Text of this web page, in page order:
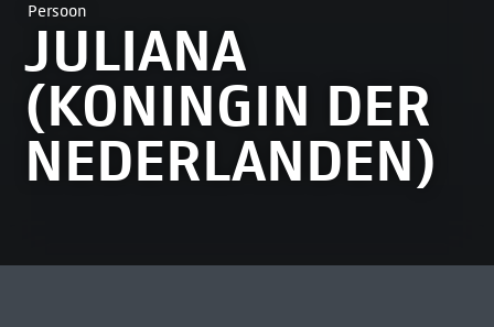
Persoon
JULIANA
(KONINGIN DER
NEDERLANDEN)